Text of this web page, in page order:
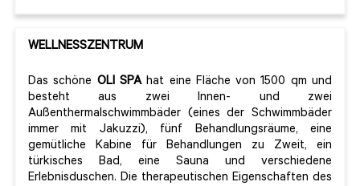
WELLNESSZENTRUM
Das schöne OLI SPAhat eine Fläche von 1500 qm und
besteht aus zwei Innen- und zwei
Außenthermalschwimmbäder (eines der Schwimmbäder
immer mit Jakuzzi), fünf Behandlungsräume, eine
gemütliche Kabine für Behandlungen zu Zweit, ein
türkisches Bad, eine Sauna und verschiedene
Erlebnisduschen. Die therapeutischen Eigenschaften des